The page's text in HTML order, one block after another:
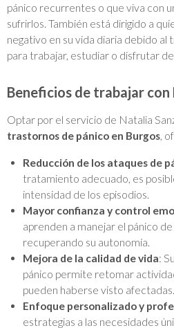
pánico recurrentes o que viva con
sufrirlos. También está dirigido a
negativo en su vida diaria debido
para trabajar, estudiar o disfrutar
Beneficios de trabajar con
Optar por el servicio de Natalia
trastornos de pánico en Burgos,
Reducción de los ataques de
tratamiento adecuado, es
intensidad de los episodios.
Mayor confianza y control
aprenden a manejar el pánico
recuperando su autonomía.
Mejora de la calidad de vida:
pánico permite retomar
pueden haberse visto afectadas.
Enfoque personalizado y
estrategias a las necesidades